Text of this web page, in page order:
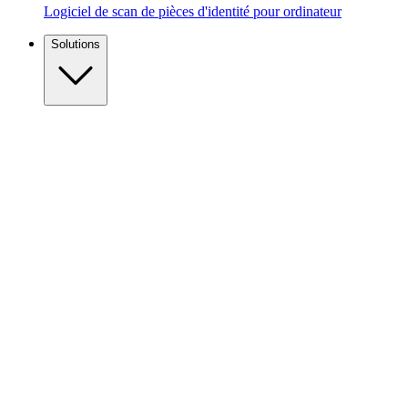
Logiciel de scan de pièces d'identité pour ordinateur
Solutions